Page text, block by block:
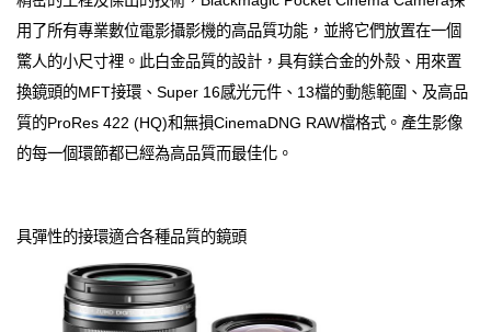
用了所有專業數位電影攝影機的高品質功能，並將它們放置在一個
驚人的小尺寸裡。此白金品質的設計，具有鎂合金的外殼、用來置
換鏡頭的MFT接環、Super 16感光元件、13檔的動態範圍、及高品
質的ProRes 422 (HQ)和無損CinemaDNG RAW檔格式。產生影像
的每一個環節都已經為高品質而最佳化。
具彈性的接環適合各種品質的鏡頭